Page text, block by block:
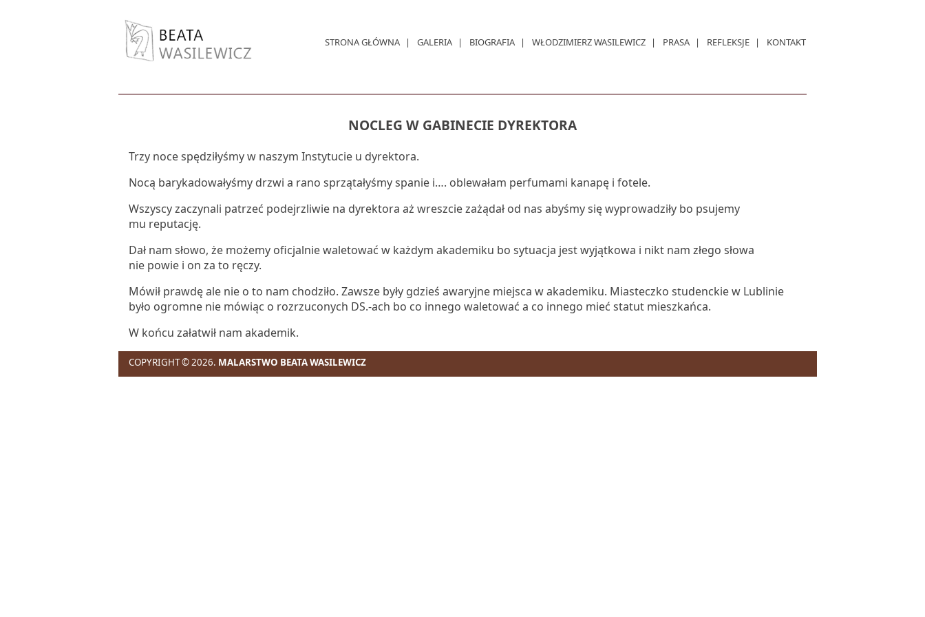
STRONA GŁÓWNA GALERIA BIOGRAFIA WŁODZIMIERZ WASILEWICZ PRASA REFLEKSJE KONTAKT
NOCLEG W GABINECIE DYREKTORA
Trzy noce spędziłyśmy w naszym Instytucie u dyrektora.
Nocą barykadowałyśmy drzwi a rano sprzątałyśmy spanie i…. oblewałam perfumami kanapę i fotele.
Wszyscy zaczynali patrzeć podejrzliwie na dyrektora aż wreszcie zażądał od nas abyśmy się wyprowadziły bo psujemy
mu reputację.
Dał nam słowo, że możemy oficjalnie waletować w każdym akademiku bo sytuacja jest wyjątkowa i nikt nam złego słowa
nie powie i on za to ręczy.
Mówił prawdę ale nie o to nam chodziło. Zawsze były gdzieś awaryjne miejsca w akademiku. Miasteczko studenckie w Lublinie
było ogromne nie mówiąc o rozrzuconych DS.-ach bo co innego waletować a co innego mieć statut mieszkańca.
W końcu załatwił nam akademik.
COPYRIGHT © 2026. MALARSTWO BEATA WASILEWICZ